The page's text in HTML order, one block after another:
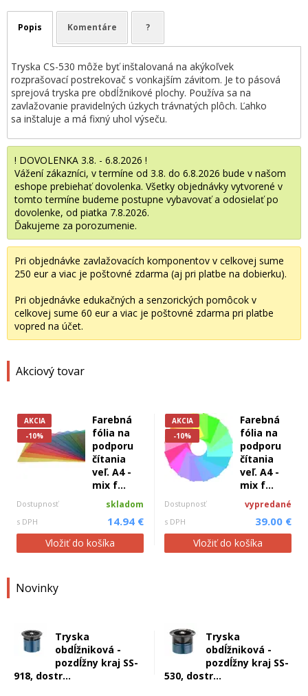
! DOVOLENKA 3.8. - 6.8.2026 !
Vážení zákazníci, v termíne od 3.8. do 6.8.2026 bude v našom
eshope prebiehať dovolenka. Všetky objednávky vytvorené v
tomto termíne budeme postupne vybavovať a odosielať po
dovolenke, od piatka 7.8.2026.
Ďakujeme za porozumenie.
Pri objednávke zavlažovacích komponentov v celkovej sume
250 eur a viac je poštovné zdarma (aj pri platbe na dobierku).
Pri objednávke edukačných a senzorických pomôcok v
celkovej sume 60 eur a viac je poštovné zdarma pri platbe
vopred na účet.
Akciový tovar
AKCIA
-10%
Farebná
fólia na
podporu
čítania
veľ. A4 -
mix f...
Dostupnosť skladom
s DPH 14.94 €
Vložiť do košíka
AKCIA
-10%
Farebná
fólia na
podporu
čítania
veľ. A4 -
mix f...
Dostupnosť vypredané
s DPH 39.00 €
Vložiť do košíka
Novinky
Tryska
obdĺžniková -
pozdĺžny kraj SS-
918, dostr...
Tryska
obdĺžniková -
pozdĺžny kraj SS-
530, dostr...
Popis Komentáre ?
Tryska CS-530 môže byť inštalovaná na akýkoľvek
rozprašovací postrekovač s vonkajším závitom. Je to pásová
sprejová tryska pre obdĺžnikové plochy. Používa sa na
zavlažovanie pravidelných úzkych trávnatých plôch. Ľahko
sa inštaluje a má fixný uhol výseču.